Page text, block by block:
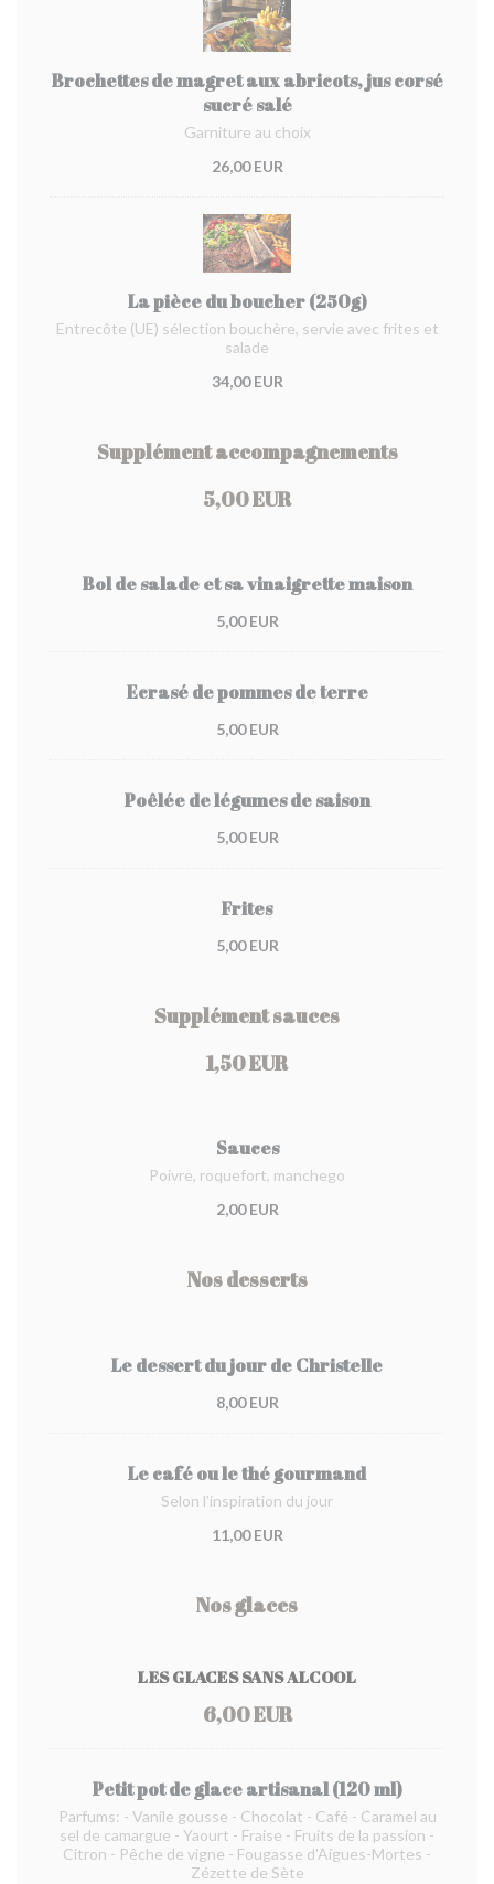
Brochettes de magret aux abricots, jus corsé
sucré salé
Garniture au choix
26,00 EUR
La pièce du boucher (250g)
Entrecôte (UE) sélection bouchère, servie avec frites et
salade
34,00 EUR
Supplément accompagnements
5,00 EUR
Bol de salade et sa vinaigrette maison
5,00 EUR
Ecrasé de pommes de terre
5,00 EUR
Poêlée de légumes de saison
5,00 EUR
Frites
5,00 EUR
Supplément sauces
1,50 EUR
Sauces
Poivre, roquefort, manchego
2,00 EUR
Nos desserts
Le dessert du jour de Christelle
8,00 EUR
Le café ou le thé gourmand
Selon l’inspiration du jour
11,00 EUR
Nos glaces
LES GLACES SANS ALCOOL
6,00 EUR
Petit pot de glace artisanal (120 ml)
Parfums: - Vanile gousse - Chocolat - Café - Caramel au
sel de camargue - Yaourt - Fraise - Fruits de la passion -
Citron - Pêche de vigne - Fougasse d'Aigues-Mortes -
Zézette de Sète